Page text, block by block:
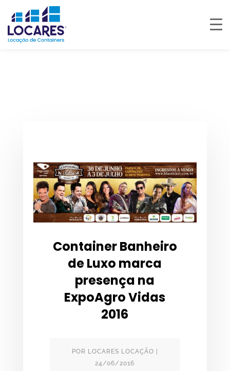
Container Banheiro
de Luxo marca
presença na
ExpoAgro Vidas
2016
POR LOCARES LOCAÇÃO
24/06/2016